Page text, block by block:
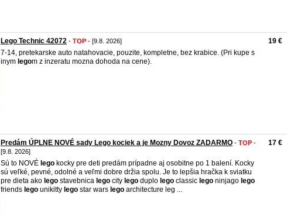
Lego Technic 42072 - TOP - [9.8. 2026]
7-14, pretekarske auto natahovacie, pouzite, kompletne, bez krabice. (Pri kupe s
inym legom z inzeratu mozna dohoda na cene).
19 €
Predám ÚPLNE NOVÉ sady Lego kociek a je Mozny Dovoz ZADARMO - TOP -
[9.8. 2026]
Sú to NOVÉ lego kocky pre deti predám prípadne aj osobitne po 1 balení. Kocky
sú veľké, pevné, odolné a veľmi dobre držia spolu. Je to lepšia hračka k sviatku
pre dieta ako lego stavebnica lego city lego duplo lego classic lego ninjago lego
friends lego unikitty lego star wars lego architecture leg ...
17 €